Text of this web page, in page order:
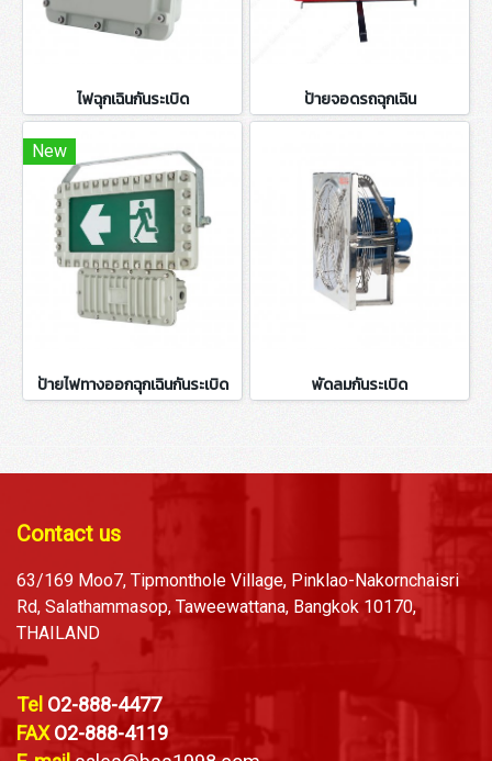
ไฟฉุกเฉินกันระเบิด ป้ายจอดรถฉุกเฉิน
New
ป้ายไฟทางออกฉุกเฉินกันระเบิด พัดลมกันระเบิด
Contact us
63/169 Moo7, Tipmonthole Village, Pinklao-Nakornchaisri
Rd, Salathammasop, Taweewattana, Bangkok 10170,
THAILAND
Tel O2-888-4477
FAXO2-888-4119